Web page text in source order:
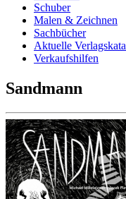
Schuber
Malen & Zeichnen
Sachbücher
Aktuelle
Verkaufshilfen
Sandmann